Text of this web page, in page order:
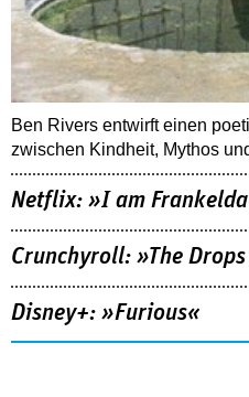
Ben Rivers entwirft einen
zwischen Kindheit, Mythos
Netflix: »I am
Crunchyroll: »The
Disney+: »Furious«